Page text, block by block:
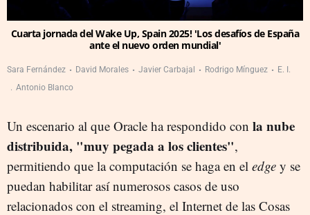
Cuarta jornada del Wake Up, Spain 2025! 'Los desafíos de España
ante el nuevo orden mundial'
Sara Fernández David Morales Javier Carbajal Rodrigo Mínguez
E. I.
Antonio Blanco
Un escenario al que Oracle ha respondido con la nube
distribuida, "muy pegada a los clientes",
permitiendo que la computación se haga en el edge y se
puedan habilitar así numerosos casos de uso
relacionados con el streaming, el Internet de las Cosas